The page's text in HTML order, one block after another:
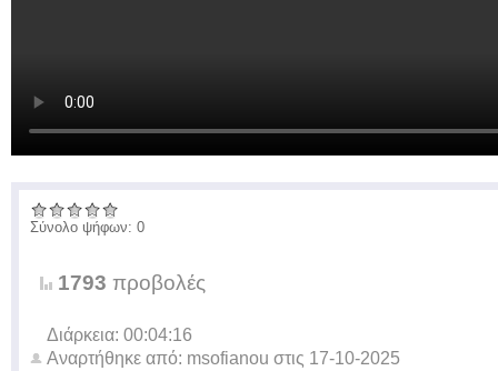
Σύνολο ψήφων: 0
1793 προβολές
Διάρκεια: 00:04:16
Αναρτήθηκε από: msofianou στις 17-10-2025